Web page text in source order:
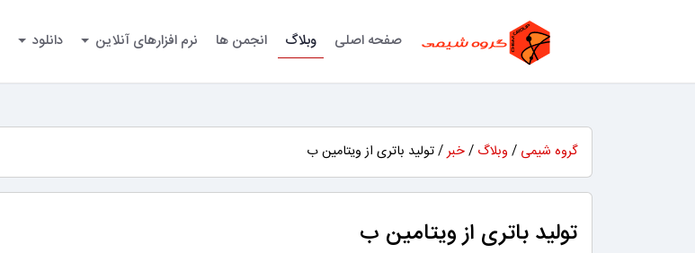
صفحه اصلی وبلاگ انجمن ها نرم افزارهای آنلاین دانلود
گروه شیمی / وبلاگ /خبر/ تولید باتری از ویتامین ب
تولید باتری از ویتامین ب